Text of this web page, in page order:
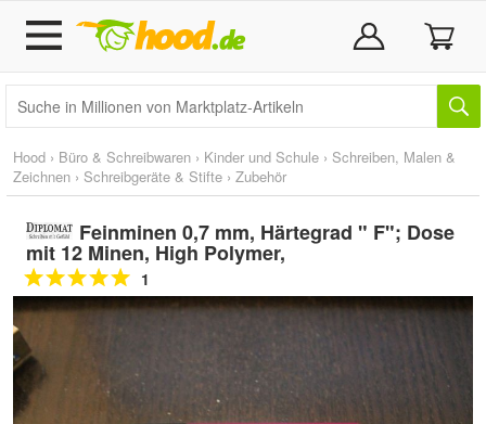
Hood › Büro & Schreibwaren › Kinder und Schule › Schreiben, Malen &
Zeichnen › Schreibgeräte & Stifte › Zubehör
Feinminen 0,7 mm, Härtegrad " F"; Dose
mit 12 Minen, High Polymer,
1